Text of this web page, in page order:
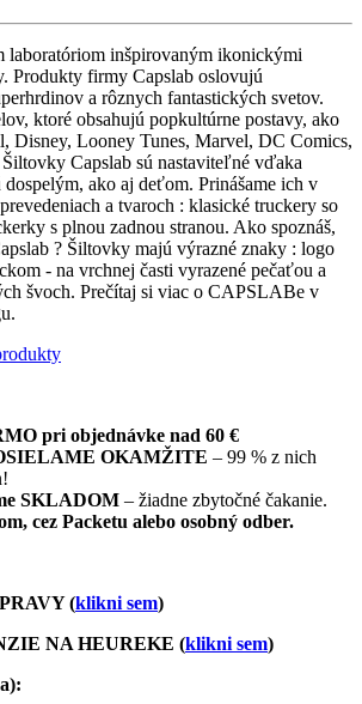
laboratóriom inšpirovaným ikonickými
Produkty firmy Capslab oslovujú
a rôznych fantastických svetov.
ktoré obsahujú popkultúrne postavy, ako
Disney, Looney Tunes, Marvel, DC Comics,
Šiltovky Capslab sú nastaviteľné vďaka
dospelým, ako aj deťom. Prinášame ich v
a tvaroch : klasické truckery so
s plnou zadnou stranou. Ako spoznáš,
? Šiltovky majú výrazné znaky : logo
- na vrchnej časti vyrazené pečaťou a
švoch. Prečítaj si viac o CAPSLABe v
pri objednávke nad 60 €
OKAMŽITE – 99 % z nich
SKLADOM – žiadne zbytočné čakanie.
cez Packetu alebo osobný odber.
(klikni sem)
NA HEUREKE (klikni sem)
: